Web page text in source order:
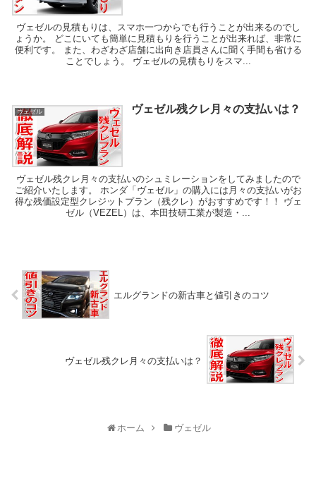
ヴェゼルの見積もりは、スマホ一つからでも行うことが出来るのでし
ょうか。 どこにいても簡単に見積もりを行うことが出来れば、非常に
便利です。 また、わざわざ店舗に出向き店員さんに聞く手間も省ける
ことでしょう。 ヴェゼルの見積もりをスマ...
ヴェゼル ヴェゼル残クレ月々の支払いは？
ヴェゼル残クレ月々の支払いのシュミレーションをしてみましたので
ご紹介いたします。 ホンダ「ヴェゼル」の購入には月々の支払いがお
得な残価設定型クレジットプラン（残クレ）がおすすめです！！ ヴェ
ゼル（VEZEL）は、本田技研工業が製造・...
エルグランドの新古車と値引きのコツ
ヴェゼル残クレ月々の支払いは？
ホーム ヴェゼル